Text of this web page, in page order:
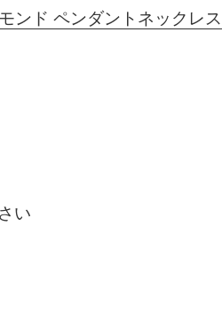
ンド ペンダントネックレス
い